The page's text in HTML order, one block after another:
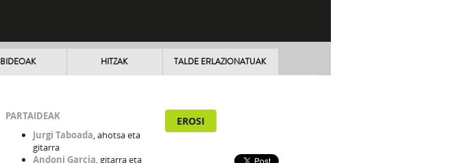
BIDEOAK HITZAK TALDE ERLAZIONATUAK
PARTAIDEAK
Jurgi Taboada, ahotsa eta
gitarra
Andoni Garcia, gitarra eta
EROSI